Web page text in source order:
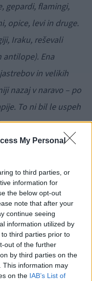
My Personal
to third parties, or
information for
the below opt-out
note that after your
continue seeing
information utilized by
third parties prior to
out of the further
by third parties on the
This information may
on the IAB’s List of
gepardi, flamingi,
opice, levi in druge.
Iraku, reševali
antilope). Ena
in velikih
nazaj v naravo – po
To ni bil le uspeh
veterinarja?
Vendar vedno
temveč čuteče
je, da gradimo
med znanjem in